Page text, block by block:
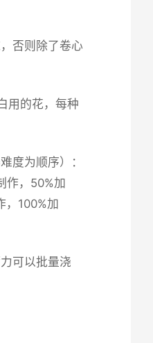
否则除了卷心
用的花，每种
度为顺序）：
作，50%加
，100%加
可以批量浇